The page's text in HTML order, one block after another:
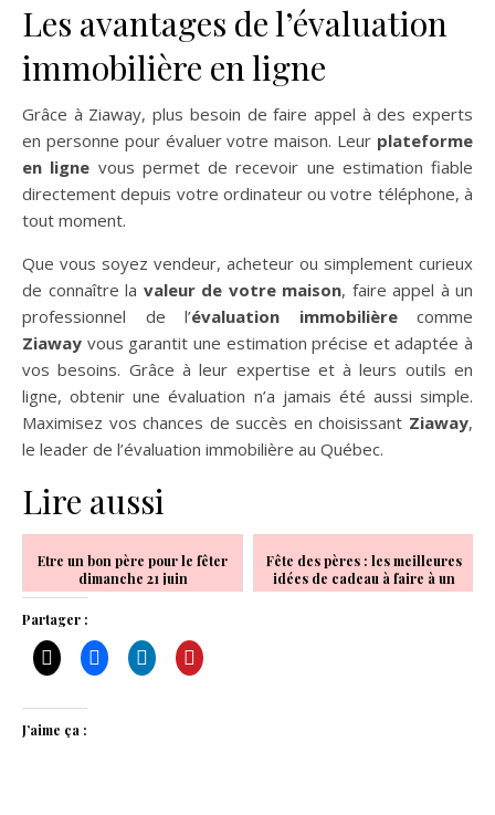
Les avantages de l’évaluation
immobilière en ligne
Grâce à Ziaway, plus besoin de faire appel à des experts
en personne pour évaluer votre maison. Leur plateforme
en ligne vous permet de recevoir une estimation fiable
directement depuis votre ordinateur ou votre téléphone, à
tout moment.
Que vous soyez vendeur, acheteur ou simplement curieux
de connaître la valeur de votre maison, faire appel à un
professionnel de l’évaluation immobilièrecomme
Ziaway vous garantit une estimation précise et adaptée à
vos besoins. Grâce à leur expertise et à leurs outils en
ligne, obtenir une évaluation n’a jamais été aussi simple.
Maximisez vos chances de succès en choisissant Ziaway,
le leader de l’évaluation immobilière au Québec.
Lire aussi
Etre un bon père pour le fêter
dimanche 21 juin
Fête des pères : les meilleures
idées de cadeau à faire à un
motard !
Partager :
J’aime ça :